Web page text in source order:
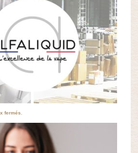
fermés.